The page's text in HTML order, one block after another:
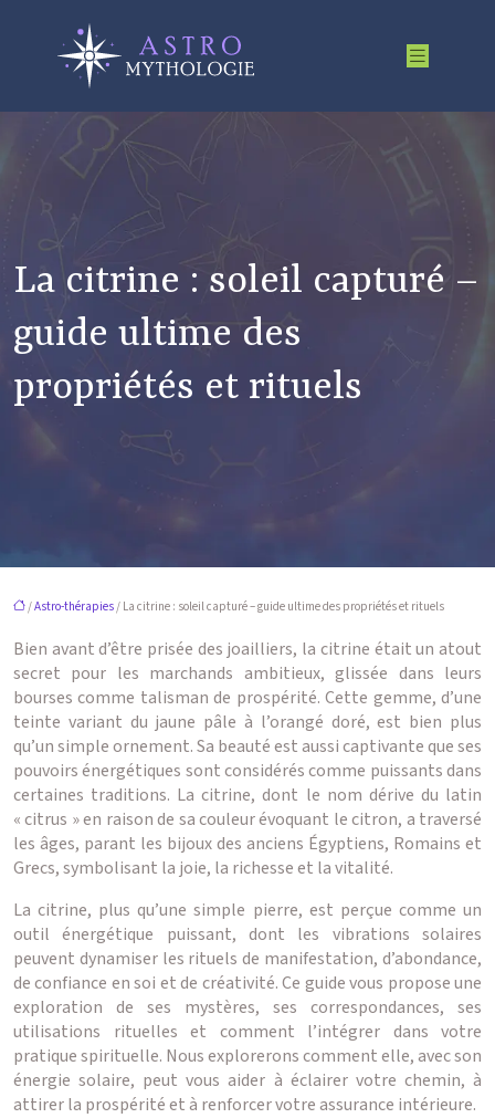
La citrine : soleil capturé –
guide ultime des
propriétés et rituels
/Astro-thérapies/ La citrine : soleil capturé – guide ultime des propriétés et rituels
Bien avant d’être prisée des joailliers, la citrine était un atout
secret pour les marchands ambitieux, glissée dans leurs
bourses comme talisman de prospérité. Cette gemme, d’une
teinte variant du jaune pâle à l’orangé doré, est bien plus
qu’un simple ornement. Sa beauté est aussi captivante que ses
pouvoirs énergétiques sont considérés comme puissants dans
certaines traditions. La citrine, dont le nom dérive du latin
« citrus » en raison de sa couleur évoquant le citron, a traversé
les âges, parant les bijoux des anciens Égyptiens, Romains et
Grecs, symbolisant la joie, la richesse et la vitalité.
La citrine, plus qu’une simple pierre, est perçue comme un
outil énergétique puissant, dont les vibrations solaires
peuvent dynamiser les rituels de manifestation, d’abondance,
de confiance en soi et de créativité. Ce guide vous propose une
exploration de ses mystères, ses correspondances, ses
utilisations rituelles et comment l’intégrer dans votre
pratique spirituelle. Nous explorerons comment elle, avec son
énergie solaire, peut vous aider à éclairer votre chemin, à
attirer la prospérité et à renforcer votre assurance intérieure.